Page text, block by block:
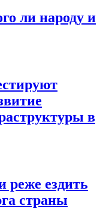
ли народу и
в
реже ездить
страны